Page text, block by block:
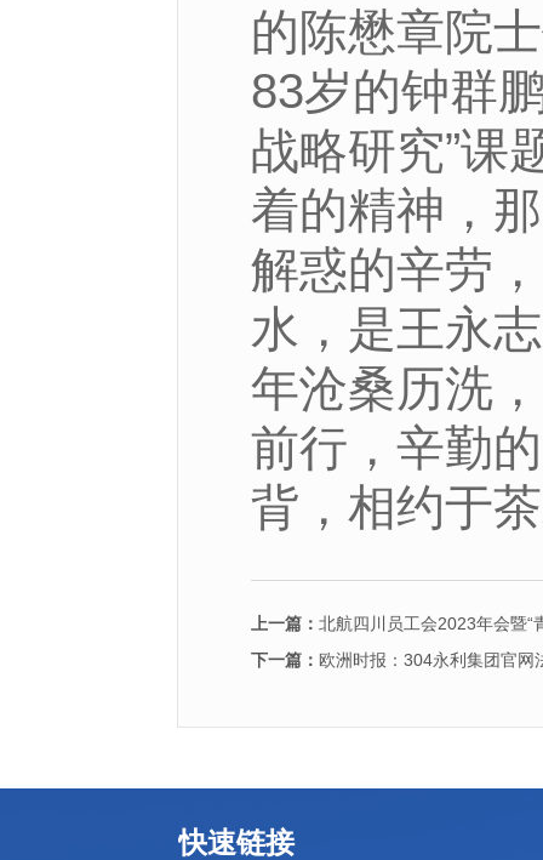
的陈懋章院
83岁的钟群
战略研究”课
着的精神，
解惑的辛劳
水，是王永
年沧桑历洗
前行，辛勤
背，相约于
上一篇： 北航四川员工会2023年会暨“
下一篇： 欧洲时报：304永利集团官网
快速链接